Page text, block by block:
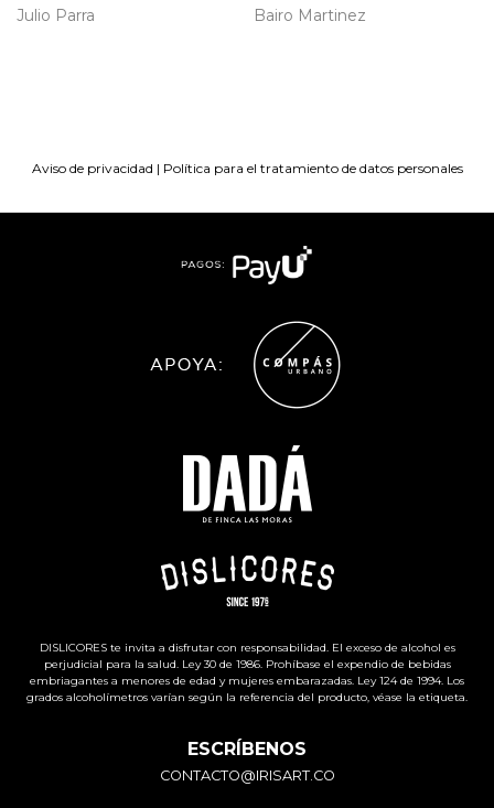
Julio Parra Bairo Martinez
Aviso de privacidad | Política para el tratamiento de datos personales
DISLICORES te invita a disfrutar con responsabilidad. El exceso de alcohol es
perjudicial para la salud. Ley 30 de 1986. Prohíbase el expendio de bebidas
embriagantes a menores de edad y mujeres embarazadas. Ley 124 de 1994. Los
grados alcoholímetros varían según la referencia del producto, véase la etiqueta.
ESCRÍBENOS
CONTACTO@IRISART.CO